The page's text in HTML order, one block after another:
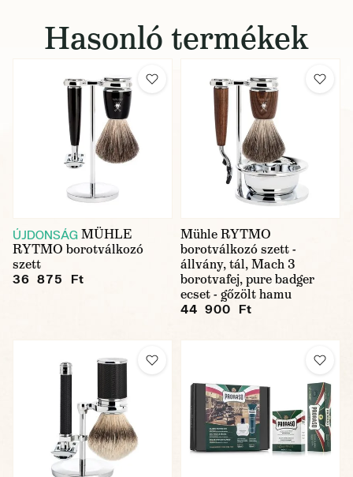
Hasonló termékek
ÚJDONSÁG MÜHLE
RYTMO borotválkozó
szett
36 875 Ft
Mühle RYTMO
borotválkozó szett -
állvány, tál, Mach 3
borotvafej, pure badger
ecset - gőzölt hamu
44 900 Ft